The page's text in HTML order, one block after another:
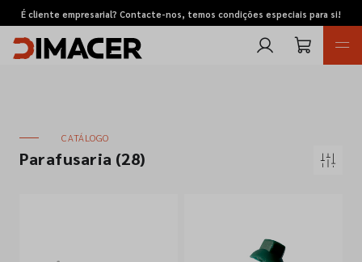
É cliente empresarial? Contacte-nos, temos condições especiais para si!
CATÁLOGO
Parafusaria (28)